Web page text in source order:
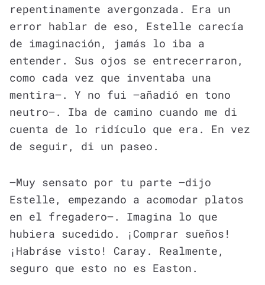
repentinamente avergonzada. Era un
error hablar de eso, Estelle carecía
de imaginación, jamás lo iba a
entender. Sus ojos se entrecerraron,
como cada vez que inventaba una
mentira—. Y no fui —añadió en tono
neutro—. Iba de camino cuando me di
cuenta de lo ridículo que era. En vez
de seguir, di un paseo.
—Muy sensato por tu parte —dijo
Estelle, empezando a acomodar platos
en el fregadero—. Imagina lo que
hubiera sucedido. ¡Comprar sueños!
¡Habráse visto! Caray. Realmente,
seguro que esto no es Easton.